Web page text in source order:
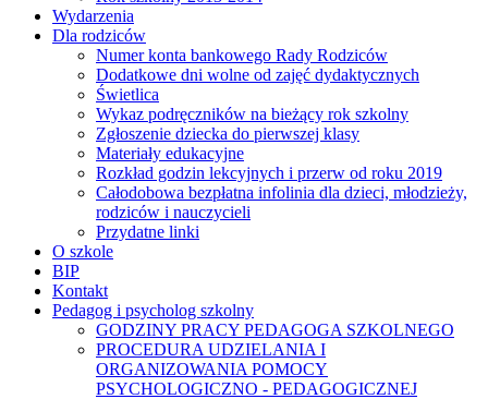
Wydarzenia
Dla rodziców
Numer konta bankowego Rady Rodziców
Dodatkowe dni wolne od zajęć dydaktycznych
Świetlica
Wykaz podręczników na bieżący rok szkolny
Zgłoszenie dziecka do pierwszej klasy
Materiały edukacyjne
Rozkład godzin lekcyjnych i przerw od roku 2019
Całodobowa bezpłatna infolinia dla dzieci, młodzieży,
rodziców i nauczycieli
Przydatne linki
O szkole
BIP
Kontakt
Pedagog i psycholog szkolny
GODZINY PRACY PEDAGOGA SZKOLNEGO
PROCEDURA UDZIELANIA I
ORGANIZOWANIA POMOCY
PSYCHOLOGICZNO - PEDAGOGICZNEJ